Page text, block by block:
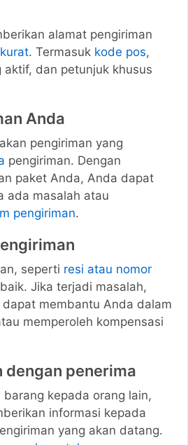
alamat pengiriman
. Termasuk kode pos,
aktif, dan petunjuk khusus
Anda
pengiriman yang
pengiriman. Dengan
paket Anda, Anda dapat
ada masalah atau
pengiriman.
seperti resi atau nomor
Jika terjadi masalah,
membantu Anda dalam
memperoleh kompensasi
dengan penerima
kepada orang lain,
informasi kepada
yang akan datang.